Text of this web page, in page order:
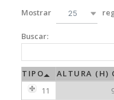
Mostrar 25
Buscar:
TIPO ALTURA (H)
11